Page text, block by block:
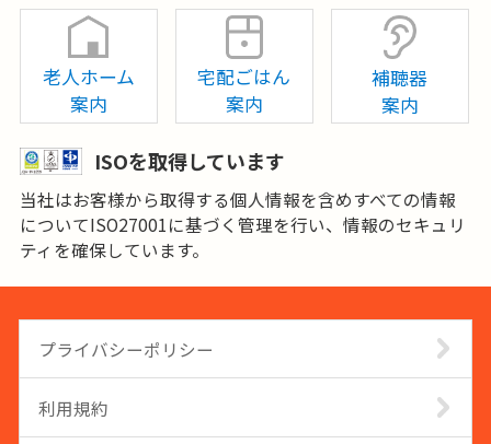
老人ホーム
案内
宅配ごはん
案内
補聴器
案内
ISOを取得しています
当社はお客様から取得する個人情報を含めすべての情報
についてISO27001に基づく管理を行い、情報のセキュリ
ティを確保しています。
プライバシーポリシー
利用規約